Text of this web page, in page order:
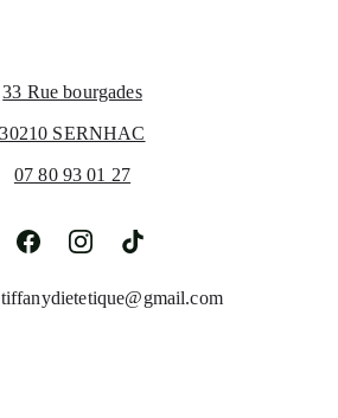
33 Rue bourgades
30210 SERNHAC
07 80 93 01 27